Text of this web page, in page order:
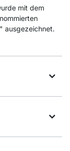
mit dem
ausgezeichnet.